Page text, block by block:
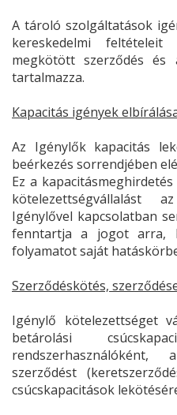
A tároló szolgáltatások
kereskedelmi
megkötött szerződés és
tartalmazza.
Kapacitás igények
Az Igénylők kapacitás
beérkezés sorrendjében
Ez a
kötelezettségvállalást
Igénylővel kapcsolatban
fenntartja a jogot arra,
folyamatot saját
Szerződéskötés,
Igénylő kötelezettséget
betárolási
szerződést
csúcskapacitások